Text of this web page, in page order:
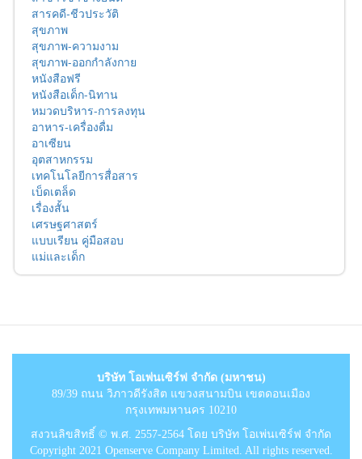
สารคดี-ชีวประวัติ
สุขภาพ
สุขภาพ-ความงาม
สุขภาพ-ออกกำลังกาย
หนังสือฟรี
หนังสือเด็ก-นิทาน
หมวดบริหาร-การลงทุน
อาหาร-เครื่องดื่ม
อาเซียน
อุตสาหกรรม
เทคโนโลยีการสื่อสาร
เบ็ดเตล็ด
เรื่องสั้น
เศรษฐศาสตร์
แบบเรียน คู่มือสอบ
แม่และเด็ก
บริษัท โอเพ่นเซิร์ฟ จำกัด (มหาชน)
89/39 ถนน วิภาวดีรังสิต แขวงสนามบิน เขตดอนเมือง
กรุงเทพมหานคร 10210
สงวนลิขสิทธิ์ © พ.ศ. 2557-2564 โดย บริษัท โอเพ่นเซิร์ฟ จำกัด
Copyright 2021 Openserve Company Limited. All rights reserved.